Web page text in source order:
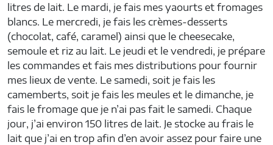
litres de lait. Le mardi, je fais mes yaourts et fromages
blancs. Le mercredi, je fais les crèmes-desserts
(chocolat, café, caramel) ainsi que le cheesecake,
semoule et riz au lait. Le jeudi et le vendredi, je prépare
les commandes et fais mes distributions pour fournir
mes lieux de vente. Le samedi, soit je fais les
camemberts, soit je fais les meules et le dimanche, je
fais le fromage que je n’ai pas fait le samedi. Chaque
jour, j’ai environ 150 litres de lait. Je stocke au frais le
lait que j’ai en trop afin d’en avoir assez pour faire une